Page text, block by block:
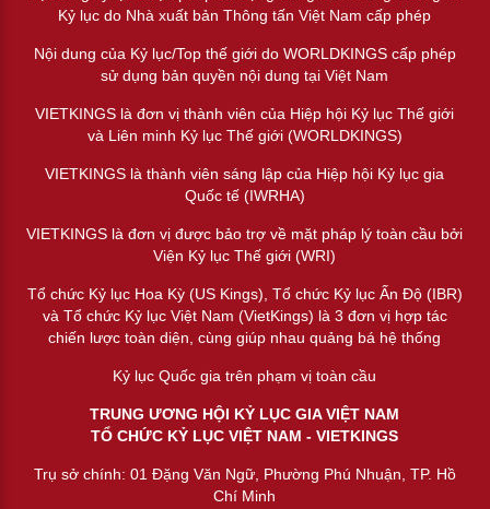
Kỷ lục do Nhà xuất bản Thông tấn Việt Nam cấp phép
Nội dung của Kỷ lục/Top thế giới do WORLDKINGS cấp phép
sử dụng bản quyền nội dung tại Việt Nam
VIETKINGS là đơn vị thành viên của Hiệp hội Kỷ lục Thế giới
và Liên minh Kỷ lục Thế giới (WORLDKINGS)
VIETKINGS là thành viên sáng lập của Hiệp hội Kỷ lục gia
Quốc tế (IWRHA)
VIETKINGS là đơn vị được bảo trợ về mặt pháp lý toàn cầu bởi
Viện Kỷ lục Thế giới (WRI)
Tổ chức Kỷ lục Hoa Kỳ (US Kings), Tổ chức Kỷ lục Ấn Độ (IBR)
và Tổ chức Kỷ lục Việt Nam (VietKings) là 3 đơn vị hợp tác
chiến lược toàn diện, cùng giúp nhau quảng bá hệ thống
Kỷ lục Quốc gia trên phạm vị toàn cầu
TRUNG ƯƠNG HỘI KỶ LỤC GIA VIỆT NAM
TỔ CHỨC KỶ LỤC VIỆT NAM - VIETKINGS
Trụ sở chính: 01 Đặng Văn Ngữ, Phường Phú Nhuận, TP. Hồ
Chí Minh